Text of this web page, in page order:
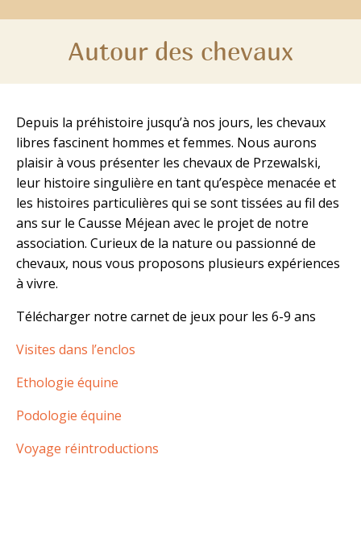
Autour des chevaux
Depuis la préhistoire jusqu’à nos jours, les chevaux
libres fascinent hommes et femmes. Nous aurons
plaisir à vous présenter les chevaux de Przewalski,
leur histoire singulière en tant qu’espèce menacée et
les histoires particulières qui se sont tissées au fil des
ans sur le Causse Méjean avec le projet de notre
association. Curieux de la nature ou passionné de
chevaux, nous vous proposons plusieurs expériences
à vivre.
Télécharger notre carnet de jeux pour les 6-9 ans
Visites dans l’enclos
Ethologie équine
Podologie équine
Voyage réintroductions